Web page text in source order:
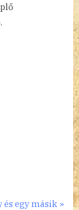
és egy másik